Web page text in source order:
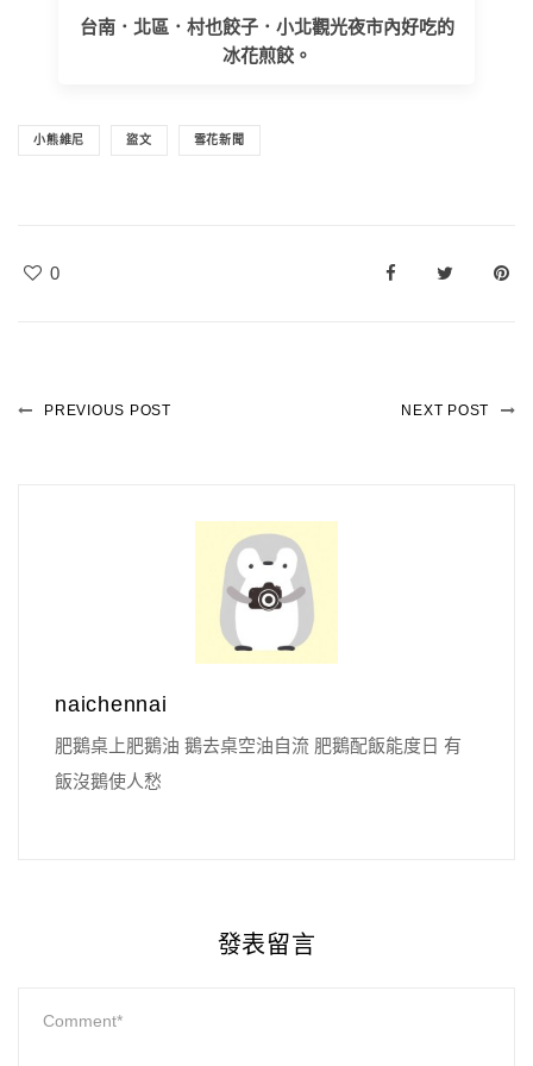
台南．北區．村也餃子．小北觀光夜市內好吃的
冰花煎餃。
小熊維尼 盜文 雪花新聞
0
PREVIOUS POST NEXT POST
naichennai
肥鵝桌上肥鵝油 鵝去桌空油自流 肥鵝配飯能度日 有
飯沒鵝使人愁
發表留言